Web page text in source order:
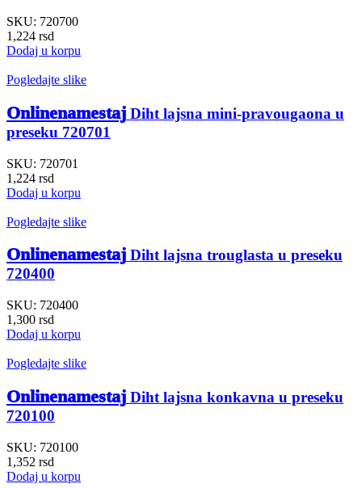
SKU: 720700
1,224 rsd
Dodaj u korpu
Pogledajte slike
Onlinenamestaj Diht lajsna mini-pravougaona u
preseku 720701
SKU: 720701
1,224 rsd
Dodaj u korpu
Pogledajte slike
Onlinenamestaj Diht lajsna trouglasta u preseku
720400
SKU: 720400
1,300 rsd
Dodaj u korpu
Pogledajte slike
Onlinenamestaj Diht lajsna konkavna u preseku
720100
SKU: 720100
1,352 rsd
Dodaj u korpu